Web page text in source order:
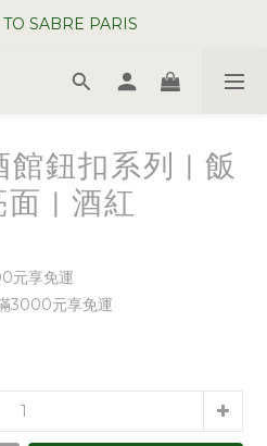
SABRE PARIS
SABRE PARIS
慶全館 88 折
鈕扣系列 | 飯
| 酒紅
元享免運
3000元享免運